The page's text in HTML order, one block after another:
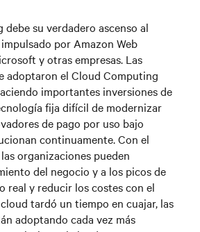
debe su verdadero ascenso al
por Amazon Web
y otras empresas. Las
adoptaron el Cloud Computing
importantes inversiones de
fija difícil de modernizar
de pago por uso bajo
continuamente. Con el
organizaciones pueden
del negocio y a los picos de
real y reducir los costes con el
tardó un tiempo en cuajar, las
adoptando cada vez más